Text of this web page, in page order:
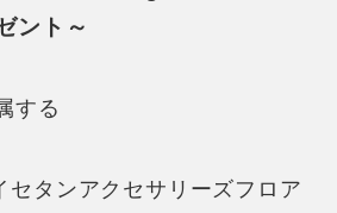
ント～
する
セタンアクセサリーズフロア